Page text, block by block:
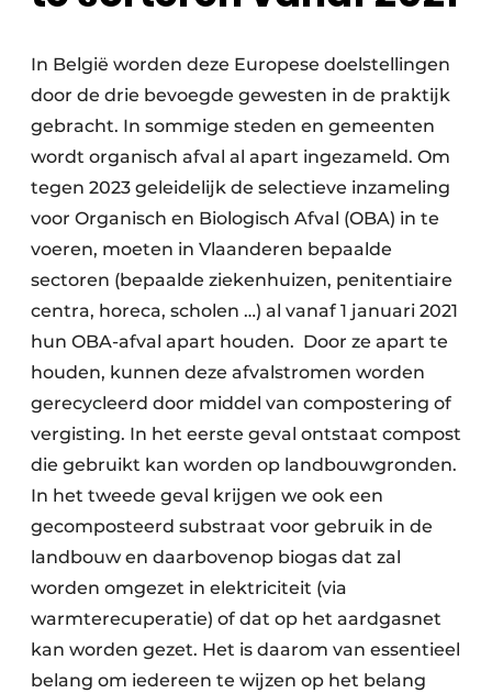
Medisch afval
Metaalrecyclage
Papierafval
Textielrecyclage
In België worden deze Europese doelstellingen
door de drie bevoegde gewesten in de praktijk
gebracht. In sommige steden en gemeenten
wordt organisch afval al apart ingezameld. Om
tegen 2023 geleidelijk de selectieve inzameling
voor Organisch en Biologisch Afval (OBA) in te
voeren, moeten in Vlaanderen bepaalde
sectoren (bepaalde ziekenhuizen, penitentiaire
centra, horeca, scholen …) al vanaf 1 januari 2021
hun OBA-afval apart houden. Door ze apart te
houden, kunnen deze afvalstromen worden
gerecycleerd door middel van compostering of
vergisting. In het eerste geval ontstaat compost
die gebruikt kan worden op landbouwgronden.
In het tweede geval krijgen we ook een
gecomposteerd substraat voor gebruik in de
landbouw en daarbovenop biogas dat zal
worden omgezet in elektriciteit (via
warmterecuperatie) of dat op het aardgasnet
kan worden gezet. Het is daarom van essentieel
belang om iedereen te wijzen op het belang